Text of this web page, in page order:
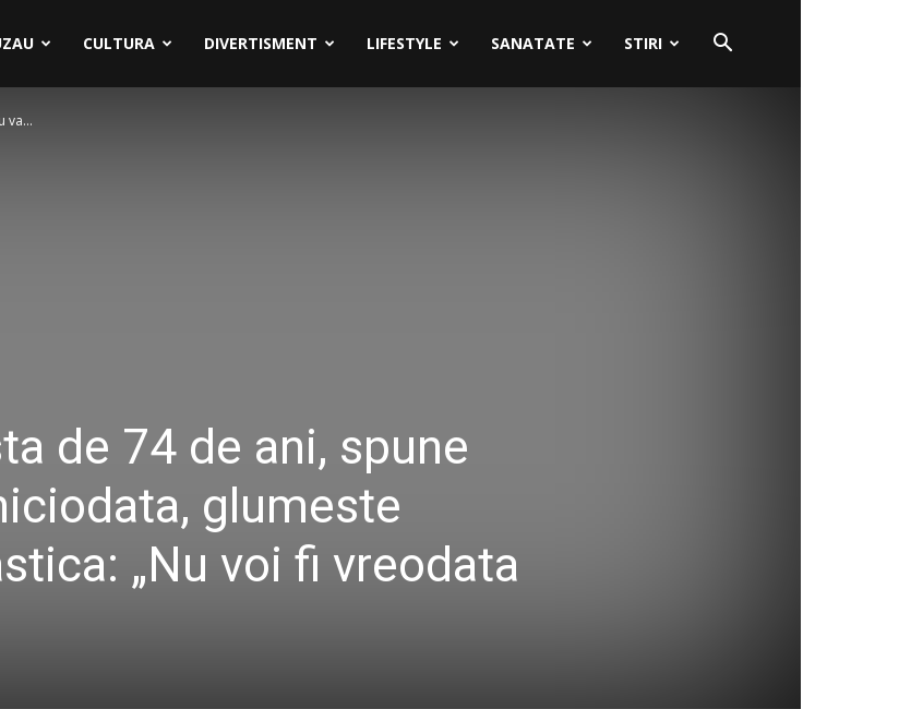
CULTURA DIVERTISMENT LIFESTYLE SANATATE STIRI
va...
de 74 de ani, spune
glumeste
„Nu voi fi vreodata